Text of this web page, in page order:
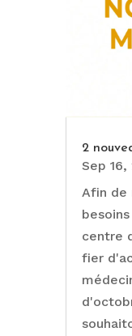
2
Sep 16,
Afin de
centre
fier